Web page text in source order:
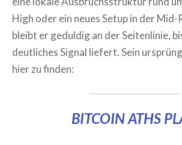
High oder ein neues Setup in der Mid-
bleibt er geduldig an der Seitenlinie,
deutliches Signal liefert. Sein
hier zu finden:
BITCOIN ATHS